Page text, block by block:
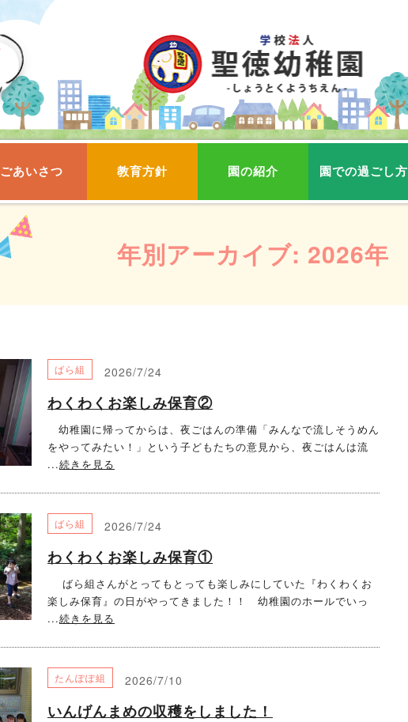
ごあいさつ 教育方針 園の紹介 園での過ごし方
年別アーカイブ: 2026年
ばら組
2026/7/24
わくわくお楽しみ保育②
幼稚園に帰ってからは、夜ごはんの準備「みんなで流しそうめん
をやってみたい！」という子どもたちの意見から、夜ごはんは流
...続きを見る
ばら組 2026/7/24
わくわくお楽しみ保育①
ばら組さんがとってもとっても楽しみにしていた『わくわくお
楽しみ保育』の日がやってきました！！ 幼稚園のホールでいっ
...続きを見る
たんぽぽ組 2026/7/10
いんげんまめの収穫をしました！